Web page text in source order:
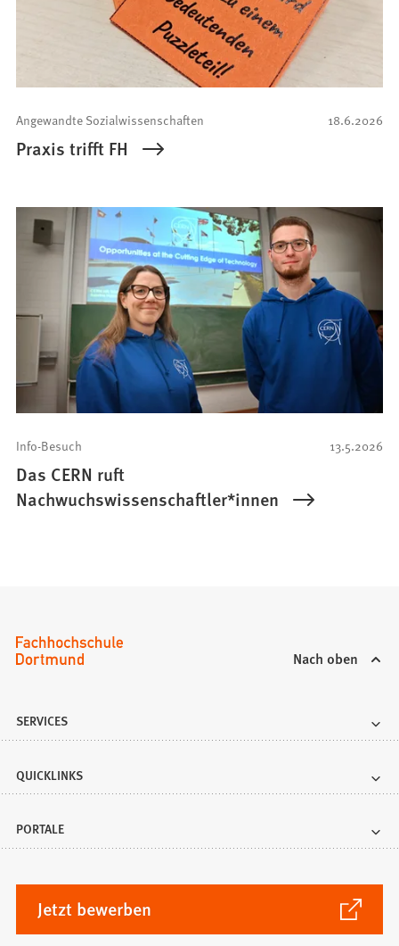
18.6.2026
Angewandte Sozialwissenschaften
Praxis trifft FH
13.5.2026
Info-Besuch
Das CERN ruft
Nachwuchswissenschaftler*innen
Nach oben
SERVICES
QUICKLINKS
PORTALE
Jetzt bewerben
(Öffnet
in